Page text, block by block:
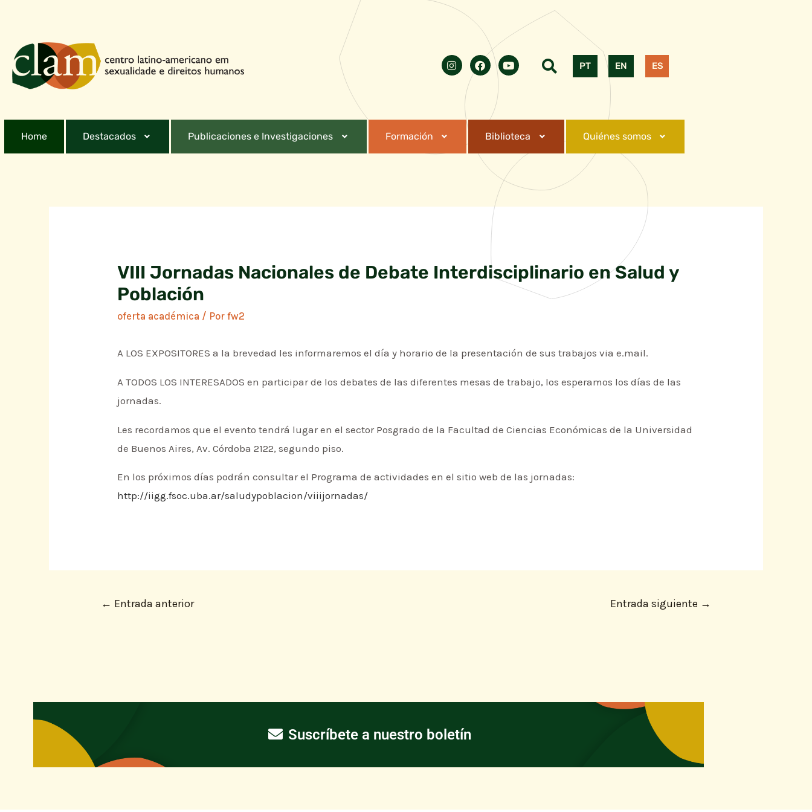
PT EN ES
Home Destacados Publicaciones e Investigaciones Formación Biblioteca Quiénes somos
VIII Jornadas Nacionales de Debate Interdisciplinario en Salud y
Población
oferta académica / Porfw2
A LOS EXPOSITORES a la brevedad les informaremos el día y horario de la presentación de sus trabajos via e.mail.
A TODOS LOS INTERESADOS en participar de los debates de las diferentes mesas de trabajo, los esperamos los días de las
jornadas.
Les recordamos que el evento tendrá lugar en el sector Posgrado de la Facultad de Ciencias Económicas de la Universidad
de Buenos Aires, Av. Córdoba 2122, segundo piso.
En los próximos días podrán consultar el Programa de actividades en el sitio web de las jornadas:
http://iigg.fsoc.uba.ar/saludypoblacion/viiijornadas/
← Entrada anterior Entrada siguiente →
Suscríbete a nuestro boletín